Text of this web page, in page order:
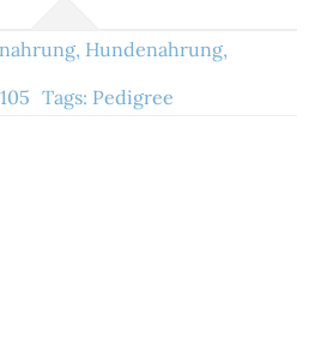
, Hundenahrung,
Tags: Pedigree